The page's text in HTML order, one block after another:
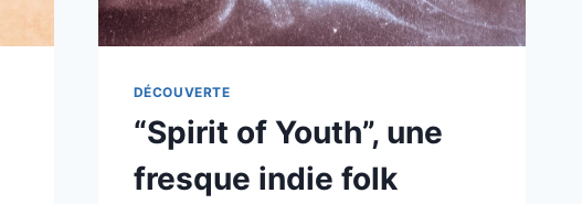
DÉCOUVERTE
“Spirit of Youth”, une
fresque indie folk